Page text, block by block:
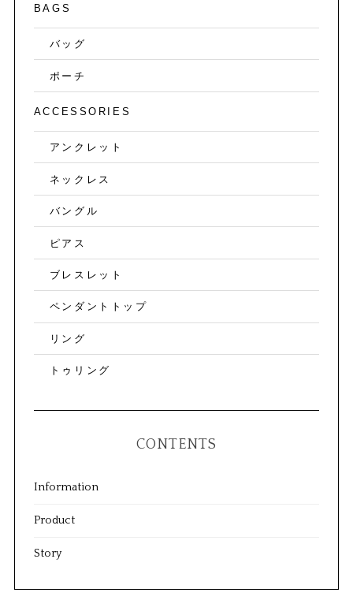
BAGS
バッグ
ポーチ
ACCESSORIES
アンクレット
ネックレス
バングル
ピアス
ブレスレット
ペンダントトップ
リング
トゥリング
CONTENTS
Information
Product
Story